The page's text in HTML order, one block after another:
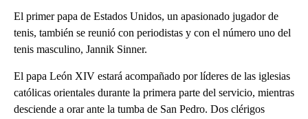
El primer papa de Estados Unidos, un apasionado jugador de
tenis, también se reunió con periodistas y con el número uno del
tenis masculino, Jannik Sinner.
El papa León XIV estará acompañado por líderes de las iglesias
católicas orientales durante la primera parte del servicio, mientras
desciende a orar ante la tumba de San Pedro. Dos clérigos